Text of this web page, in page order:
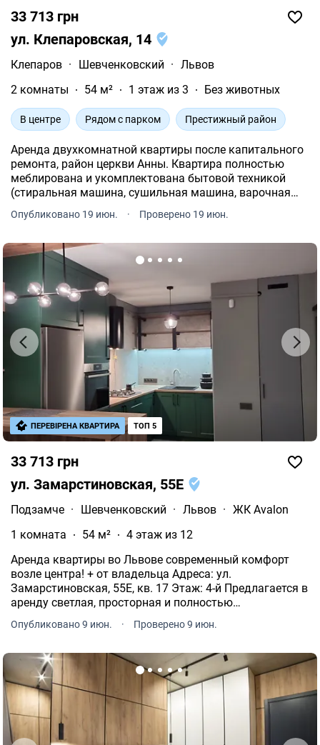
33 713 грн
ул. Клепаровская, 14
Клепаров · Шевченковский · Львов
2 комнаты
54 м² 1 этаж из 3 Без животных
В центре Рядом с парком Престижный район
Аренда двухкомнатной квартиры после капитального
ремонта, район церкви Анны. Квартира полностью
меблирована и укомплектована бытовой техникой
(стиральная машина, сушильная машина, варочная
поверхность, духовой шкаф, микроволновая печь,
пылесос, холодильник). Есть вся необходимая посуда.
Опубликовано 19 июн. · Проверено 19 июн.
33 713 грн
ул. Замарстиновская, 55Е
Подзамче · Шевченковский · Львов · ЖК Avalon
1 комната
54 м²
4 этаж из 12
Аренда квартиры во Львове современный комфорт
возле центра! + от владельца Адреса: ул.
Замарстиновская, 55Е, кв. 17 Этаж: 4-й Предлагается в
аренду светлая, просторная и полностью
обставленная квартира с современным ремонтом!
Идеальный вариант для семейной пары или молодых
Опубликовано 9 июн. · Проверено 9 июн.
ПЕРЕВІРЕНА КВАРТИРА ТОП 5